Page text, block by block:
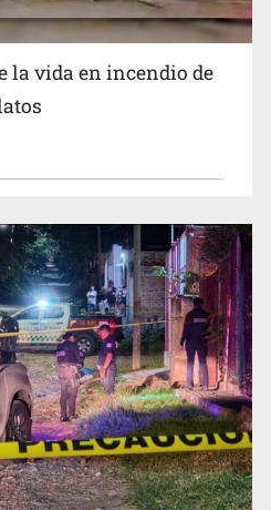
de paquetes
la vida en incendio de